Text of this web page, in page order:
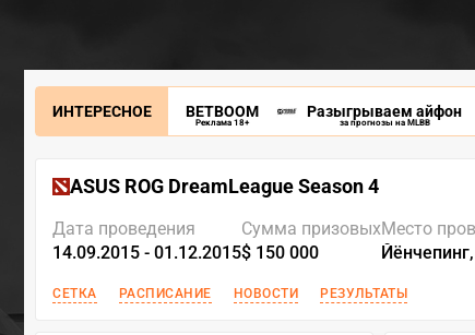
ИНТЕРЕСНОЕ BETBOOM
Реклама 18+
Разыгрываем айфон
за прогнозы на MLBB
ASUS ROG DreamLeague Season 4
Дата проведения
14.09.2015 - 01.12.2015
Сумма призовых
$ 150 000
Место
СЕТКА РАСПИСАНИЕ НОВОСТИ РЕЗУЛЬТАТЫ